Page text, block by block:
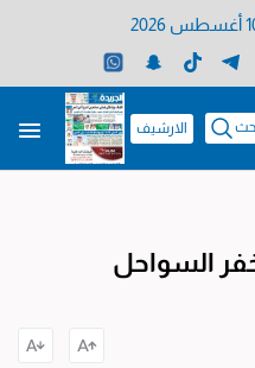
الارشيف
السواحل